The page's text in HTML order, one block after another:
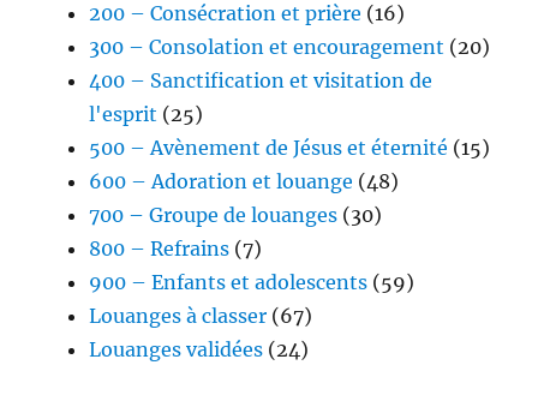
200 – Consécration et prière (16)
300 – Consolation et encouragement (20)
400 – Sanctification et visitation de
l'esprit (25)
500 – Avènement de Jésus et éternité (15)
600 – Adoration et louange (48)
700 – Groupe de louanges (30)
800 – Refrains (7)
900 – Enfants et adolescents (59)
Louanges à classer (67)
Louanges validées (24)